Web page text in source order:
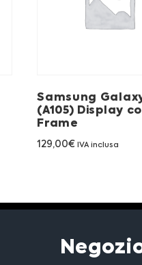
Samsung
(A105) Display
Frame
129,00€ IVA inclusa